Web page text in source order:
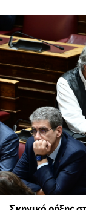
Σκηνικό ρήξης